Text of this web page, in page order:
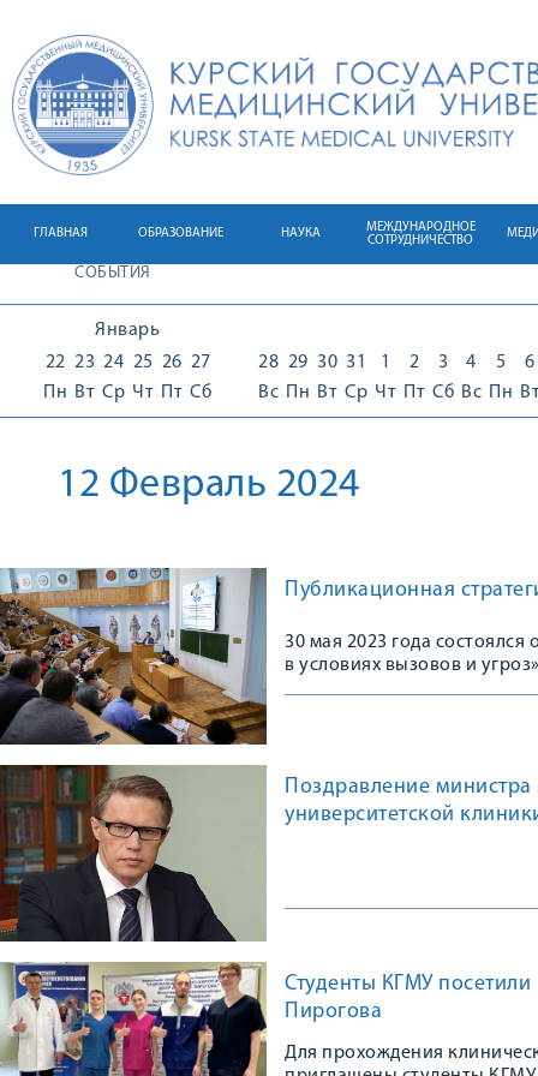
ГЛАВНАЯ ОБРАЗОВАНИЕ НАУКА
МЕЖДУНАРОДНОЕ
СОТРУДНИЧЕСТВО
СОБЫТИЯ
Январь
22
Пн
23
Вт
24
Ср
25
Чт
26
Пт
27
Сб
28
Вс
29
Пн
30
Вт
31
Ср
1
Чт
2
Пт
3
Сб
4
Вс
5
Пн
6
12 Февраль 2024
Публикационная
30 мая 2023 года
в условиях вызовов и
Поздравление
университетской
Студенты КГМУ
Пирогова
Для прохождения